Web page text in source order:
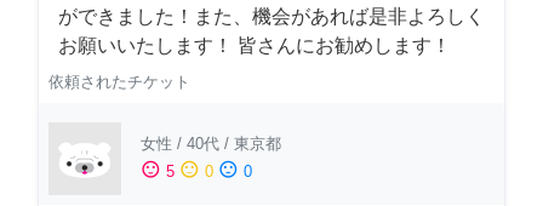
ができました！また、機会があれば是非よろしく
お願いいたします！ 皆さんにお勧めします！
依頼されたチケット
女性 / 40代 / 東京都
sentiment_satisfied 5 sentiment_neutral 0 sentiment_dissatisfied 0